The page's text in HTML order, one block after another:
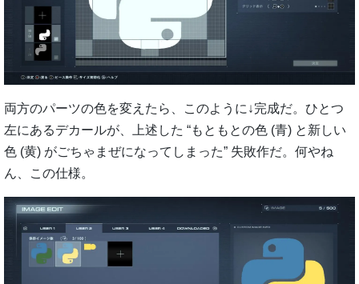
両方のパーツの色を変えたら、このように↓完成だ。ひとつ
左にあるデカールが、上述した “もともとの色 (青) と新しい
色 (黄) がごちゃまぜになってしまった” 失敗作だ。何やね
ん、この仕様。